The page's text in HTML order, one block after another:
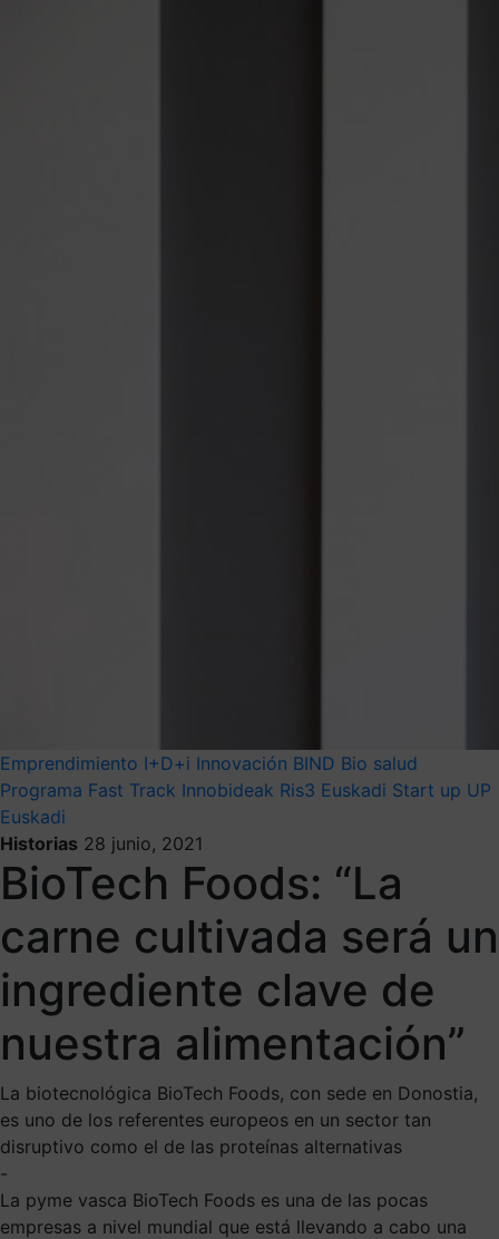
Emprendimiento I+D+i Innovación BIND Bio salud
Programa Fast Track Innobideak Ris3 Euskadi Start up UP
Euskadi
Historias 28 junio, 2021
BioTech Foods: “La
carne cultivada será un
ingrediente clave de
nuestra alimentación”
La biotecnológica BioTech Foods, con sede en Donostia,
es uno de los referentes europeos en un sector tan
disruptivo como el de las proteínas alternativas
-
La pyme vasca BioTech Foods es una de las pocas
empresas a nivel mundial que está llevando a cabo una